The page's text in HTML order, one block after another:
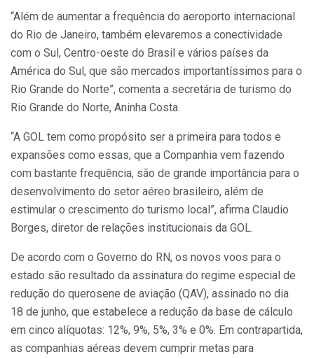
“Além de aumentar a frequência do aeroporto internacional
do Rio de Janeiro, também elevaremos a conectividade
com o Sul, Centro-oeste do Brasil e vários países da
América do Sul, que são mercados importantíssimos para o
Rio Grande do Norte”, comenta a secretária de turismo do
Rio Grande do Norte, Aninha Costa.
“A GOL tem como propósito ser a primeira para todos e
expansões como essas, que a Companhia vem fazendo
com bastante frequência, são de grande importância para o
desenvolvimento do setor aéreo brasileiro, além de
estimular o crescimento do turismo local”, afirma Claudio
Borges, diretor de relações institucionais da GOL.
De acordo com o Governo do RN, os novos voos para o
estado são resultado da assinatura do regime especial de
redução do querosene de aviação (QAV), assinado no dia
18 de junho, que estabelece a redução da base de cálculo
em cinco alíquotas: 12%, 9%, 5%, 3% e 0%. Em contrapartida,
as companhias aéreas devem cumprir metas para